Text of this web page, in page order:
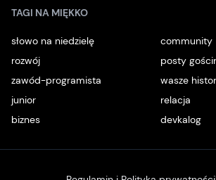
TAGI NA MIĘKKO
słowo na niedzielę
community
rozwój
posty
zawód-programista
wasze
junior
relacja
biznes
devkalog